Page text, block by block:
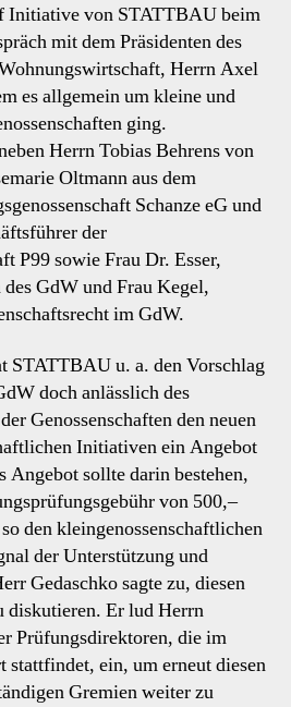
Initiative von STATTBAU beim
mit dem Präsidenten des
Herrn Axel
es allgemein um kleine und
ging.
Herrn Tobias Behrens von
Oltmann aus dem
Schanze eG und
der
P99 sowie Frau Dr. Esser,
GdW und Frau Kegel,
im GdW.
STATTBAU u. a. den Vorschlag
doch anlässlich des
Genossenschaften den neuen
Initiativen ein Angebot
Angebot sollte darin bestehen,
von 500,–
den kleingenossenschaftlichen
der Unterstützung und
Gedaschko sagte zu, diesen
diskutieren. Er lud Herrn
Prüfungsdirektoren, die im
stattfindet, ein, um erneut diesen
Gremien weiter zu